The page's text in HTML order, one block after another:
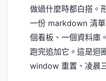
做過什麼時都白搭。
一份 markdown 清
個看板、一個資料庫
跑完追加它。這是迴
window 重置、凌晨